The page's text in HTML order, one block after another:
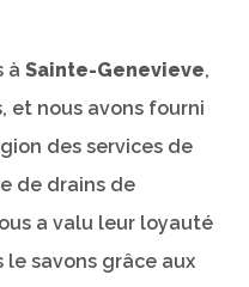
à Sainte-Genevieve,
et nous avons fourni
des services de
de drains de
a valu leur loyauté
le savons grâce aux